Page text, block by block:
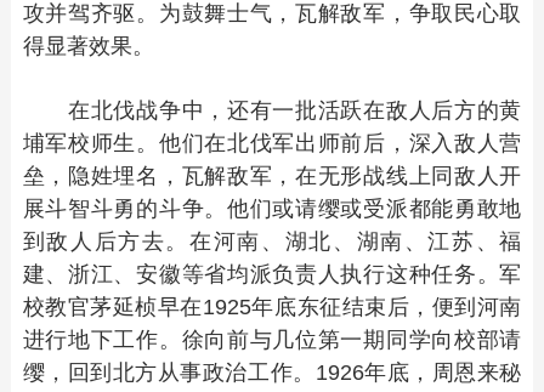
攻并驾齐驱。为鼓舞士气，瓦解敌军，争取民心取
得显著效果。
在北伐战争中，还有一批活跃在敌人后方的黄
埔军校师生。他们在北伐军出师前后，深入敌人营
垒，隐姓埋名，瓦解敌军，在无形战线上同敌人开
展斗智斗勇的斗争。他们或请缨或受派都能勇敢地
到敌人后方去。在河南、湖北、湖南、江苏、福
建、浙江、安徽等省均派负责人执行这种任务。军
校教官茅延桢早在1925年底东征结束后，便到河南
进行地下工作。徐向前与几位第一期同学向校部请
缨，回到北方从事政治工作。1926年底，周恩来秘